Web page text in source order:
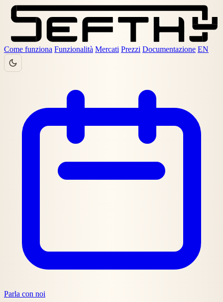
Come funziona Funzionalità Mercati Prezzi Documentazione EN
Parla con noi